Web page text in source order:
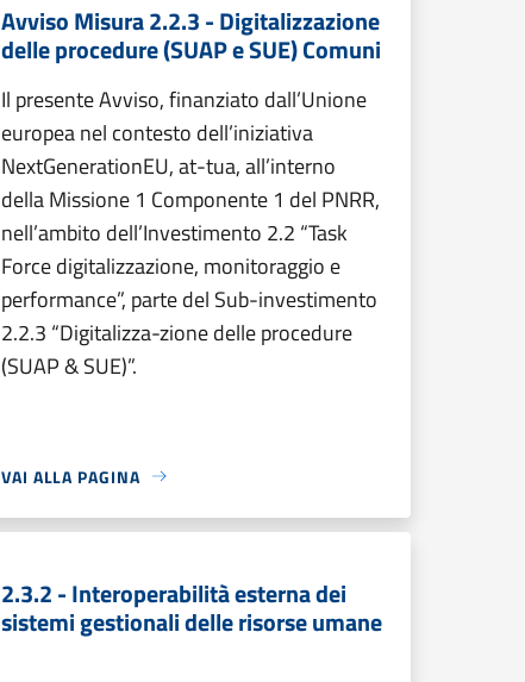
Avviso Misura 2.2.3 - Digitalizzazione
delle procedure (SUAP e SUE) Comuni
Il presente Avviso, finanziato dall’Unione
europea nel contesto dell’iniziativa
NextGenerationEU, at-tua, all’interno
della Missione 1 Componente 1 del PNRR,
nell’ambito dell’Investimento 2.2 “Task
Force digitalizzazione, monitoraggio e
performance”, parte del Sub-investimento
2.2.3 “Digitalizza-zione delle procedure
(SUAP & SUE)”.
VAI ALLA PAGINA
2.3.2 - Interoperabilità esterna dei
sistemi gestionali delle risorse umane